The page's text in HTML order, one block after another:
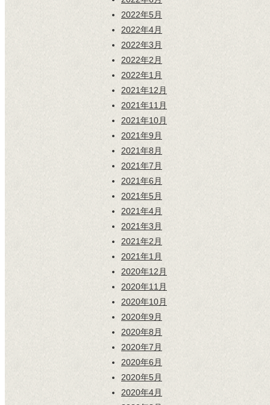
2022年5月
2022年4月
2022年3月
2022年2月
2022年1月
2021年12月
2021年11月
2021年10月
2021年9月
2021年8月
2021年7月
2021年6月
2021年5月
2021年4月
2021年3月
2021年2月
2021年1月
2020年12月
2020年11月
2020年10月
2020年9月
2020年8月
2020年7月
2020年6月
2020年5月
2020年4月